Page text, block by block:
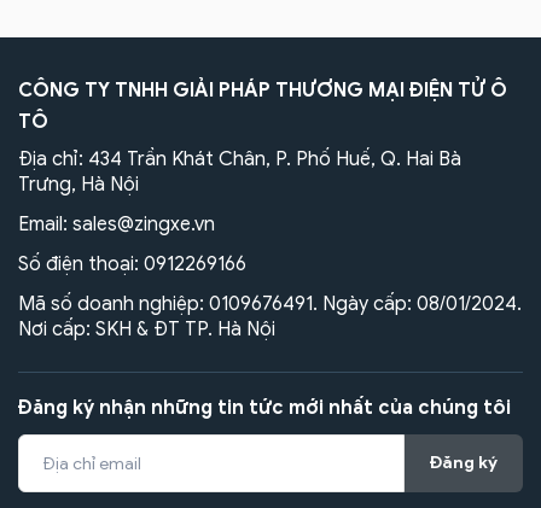
CÔNG TY TNHH GIẢI PHÁP THƯƠNG MẠI ĐIỆN TỬ Ô
TÔ
Địa chỉ: 434 Trần Khát Chân, P. Phố Huế, Q. Hai Bà
Trưng, Hà Nội
Email: sales@zingxe.vn
Số điện thoại: 0912269166
Mã số doanh nghiệp: 0109676491. Ngày cấp: 08/01/2024.
Nơi cấp: SKH & ĐT TP. Hà Nội
Đăng ký nhận những tin tức mới nhất của chúng tôi
Đăng ký